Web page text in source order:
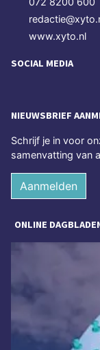
www.xyto.nl
SOCIAL MEDIA
NIEUWSBRIEF
Schrijf je in voor
samenvatting van
Aanmelden
ONLINE